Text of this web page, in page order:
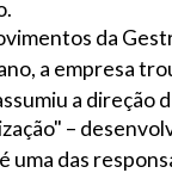
da
a empresa
a direção
–
das